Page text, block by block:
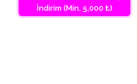
İndirim (Min. 5,000 ₺)